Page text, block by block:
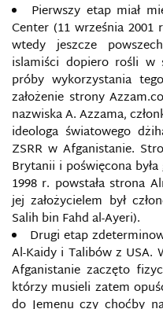
Pierwszy etap miał
Center (11 września
wtedy jeszcze
islamiści dopiero rośli w
próby wykorzystania
założenie strony
nazwiska A. Azzama,
ideologa światowego
ZSRR w Afganistanie.
Brytanii i poświęcona
1998 r. powstała strona
jej założycielem był
Salih bin Fahd al-Ayeri).
Drugi etap
Al-Kaidy i Talibów z
Afganistanie zaczęto
którzy musieli zatem
AGENCJE PRASOWE
AGRESJA